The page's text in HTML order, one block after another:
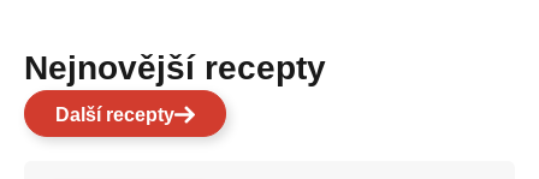
Nejnovější recepty
Další recepty